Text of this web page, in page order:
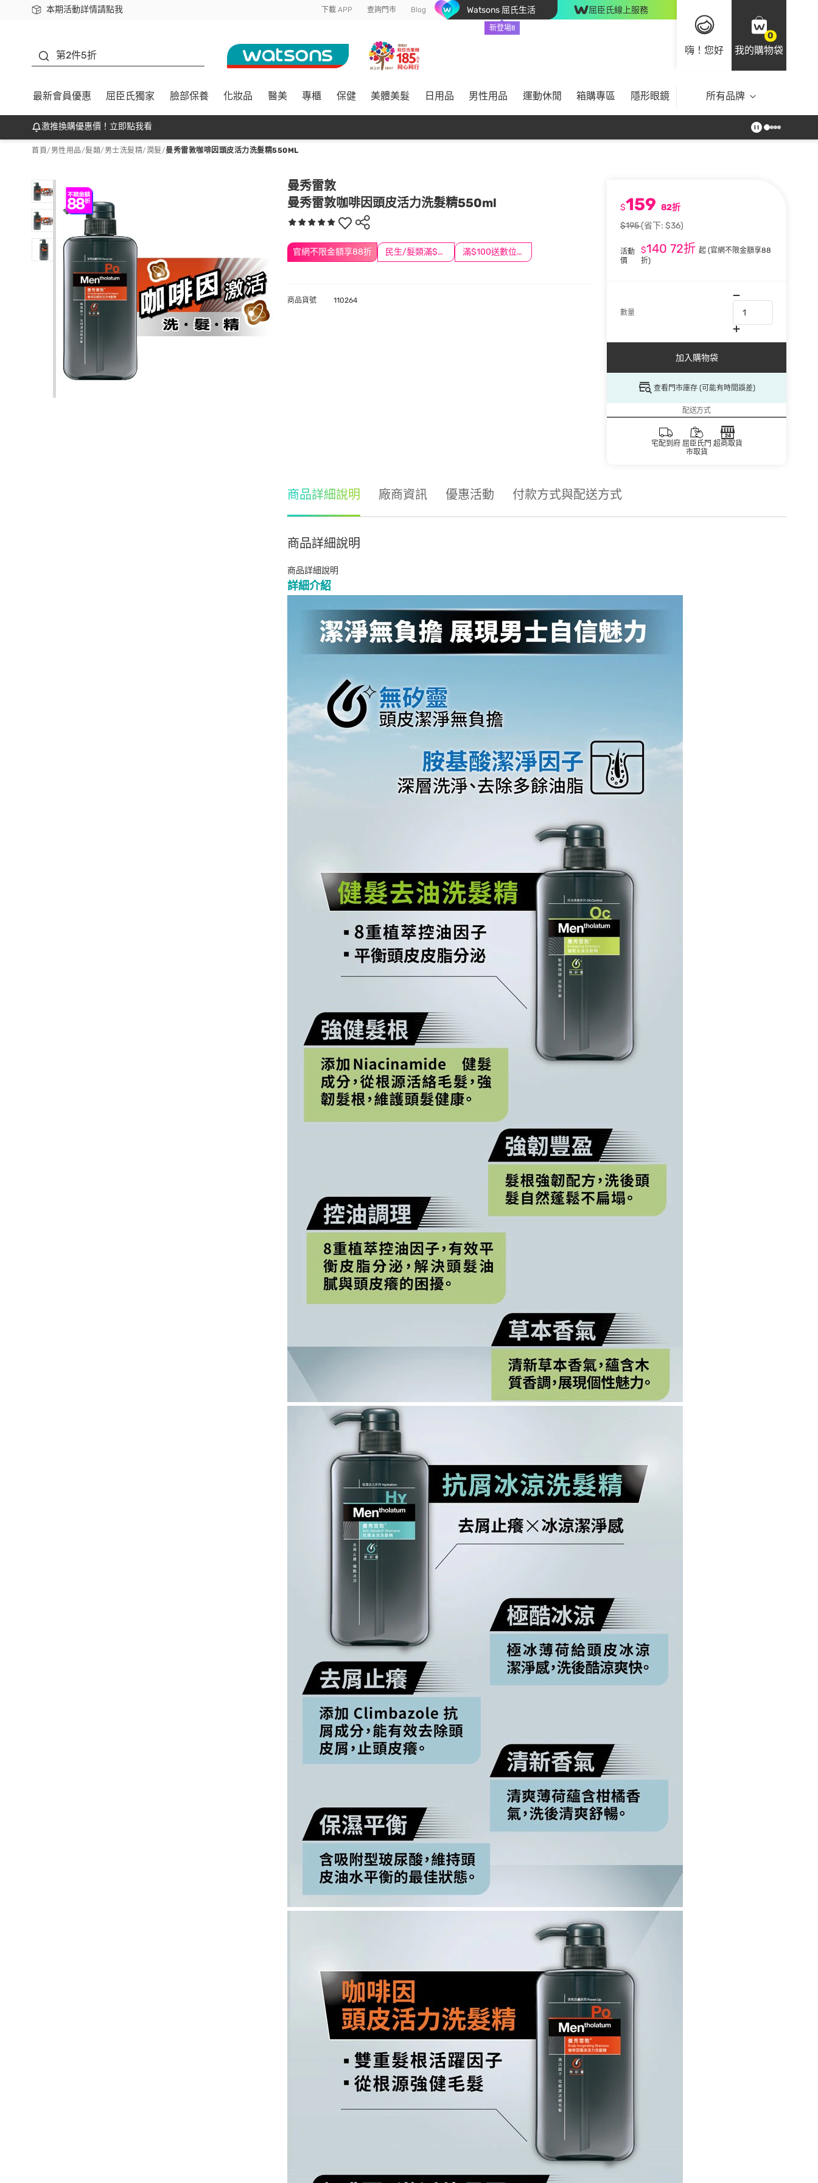
本期活動詳情請點我
下載app最高回饋$350 下載 APP 查詢門市 Blog Watsons 屈氏生活
新登場!!
屈臣氏線上服務
嗨！您好
0
我的購物袋
第2件5折
最新會員優惠 屈臣氏獨家 臉部保養 化妝品 醫美 專櫃 保健 美體美髮 日用品 男性用品 運動休閒 箱購專區 隱形眼鏡 所有品牌
激推換購優惠價！立即點我看
首頁/ 男性用品/髮類/ 男士洗髮精/潤髮/曼秀雷敦咖啡因頭皮活力洗髮精550ML
曼秀雷敦
曼秀雷敦咖啡因頭皮活力洗髮精550ml
官網不限金額享88折 民生/髮類滿$388送舒潔冰巾 滿$100送數位印花
$159 82折
$195(省下: $36)
活動
價
$140 72折 起 (官網不限金額享88
折)
數量
加入購物袋
查看門市庫存 (可能有時間誤差)
配送方式
宅配到府 屈臣氏門
市取貨
超商取貨
商品貨號 110264
商品詳細說明 廠商資訊 優惠活動 付款方式與配送方式
商品詳細說明
商品詳細說明
詳細介紹